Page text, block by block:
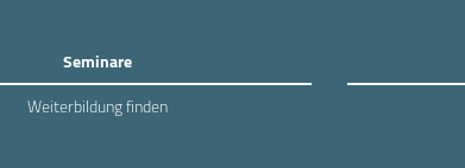
Seminare
Weiterbildung finden